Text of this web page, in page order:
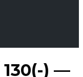
130(-) —